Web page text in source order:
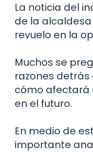
La noticia del
de la
revuelo en la
Muchos se
razones
cómo afectará
en el futuro.
En medio de
importante